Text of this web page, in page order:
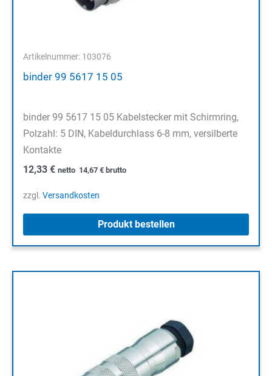
Artikelnummer: 103076
binder 99 5617 15 05
binder 99 5617 15 05 Kabelstecker mit Schirmring,
Polzahl: 5 DIN, Kabeldurchlass 6-8 mm, versilberte
Kontakte
12,33 € netto 14,67 € brutto
zzgl. Versandkosten
Produkt bestellen